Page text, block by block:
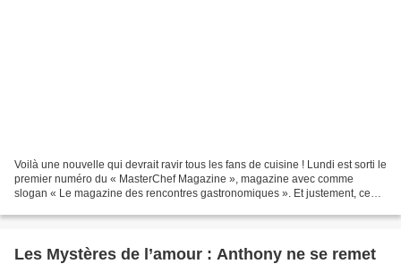
Voilà une nouvelle qui devrait ravir tous les fans de cuisine ! Lundi est sorti le
premier numéro du « MasterChef Magazine », magazine avec comme
slogan « Le magazine des rencontres gastronomiques ». Et justement, ce
Les Mystères de l’amour : Anthony ne se remet